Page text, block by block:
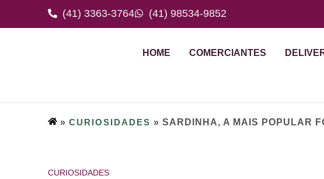
(41) 3363-3764 (41) 98534-9852
HOME COMERCIANTES
» CURIOSIDADES » SARDINHA, A MAIS POPULAR
CURIOSIDADES